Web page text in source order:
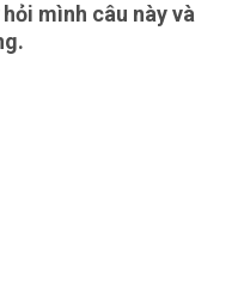
mình câu này và